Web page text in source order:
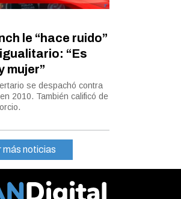
le “hace ruido”
“Es
mujer”
se despachó contra
2010. También calificó de
más noticias